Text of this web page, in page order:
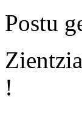
Postu
!